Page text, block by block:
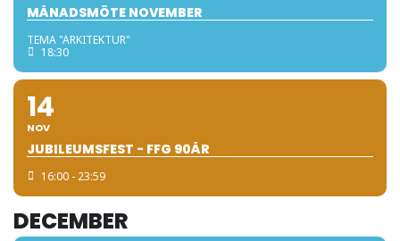
MÅNADSMÖTE NOVEMBER
TEMA "ARKITEKTUR"
18:30
14
NOV
JUBILEUMSFEST - FFG 90ÅR
16:00 - 23:59
DECEMBER